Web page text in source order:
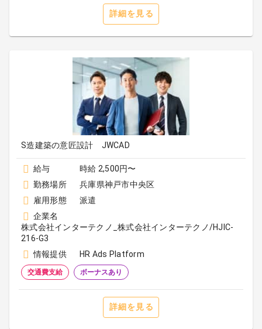
詳細を見る
S造建築の意匠設計 JWCAD
給与
時給 2,500円〜
勤務場所
兵庫県神戸市中央区
雇用形態
派遣
企業名
株式会社インターテクノ_株式会社インターテクノ/HJIC-
216-G3
情報提供
HR Ads Platform
交通費支給 ボーナスあり
詳細を見る